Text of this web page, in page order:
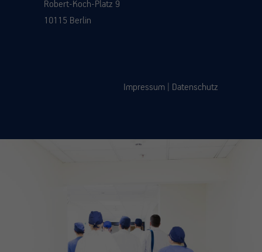
Robert-Koch-Platz 9
10115 Berlin
Impressum Datenschutz